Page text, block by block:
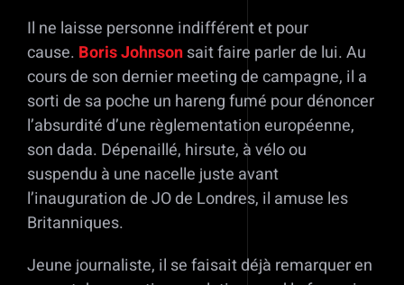
Il ne laisse personne indifférent et pour
cause. Boris Johnsonsait faire parler de lui. Au
cours de son dernier meeting de campagne, il a
sorti de sa poche un hareng fumé pour dénoncer
l’absurdité d’une règlementation européenne,
son dada. Dépenaillé, hirsute, à vélo ou
suspendu à une nacelle juste avant
l’inauguration de JO de Londres, il amuse les
Britanniques.
Jeune journaliste, il se faisait déjà remarquer en